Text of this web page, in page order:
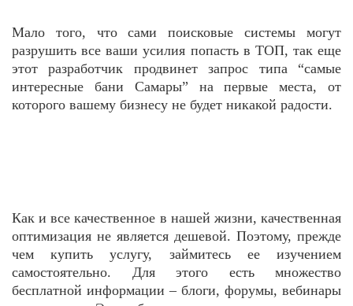
Мало того, что сами поисковые системы могут
разрушить все ваши усилия попасть в ТОП, так еще
этот разработчик продвинет запрос типа “самые
интересные бани Самары” на первые места, от
которого вашему бизнесу не будет никакой радости.
Как и все качественное в нашей жизни, качественная
оптимизация не является дешевой. Поэтому, прежде
чем купить услугу, займитесь ее изучением
самостоятельно. Для этого есть множество
бесплатной информации – блоги, форумы, вебинары